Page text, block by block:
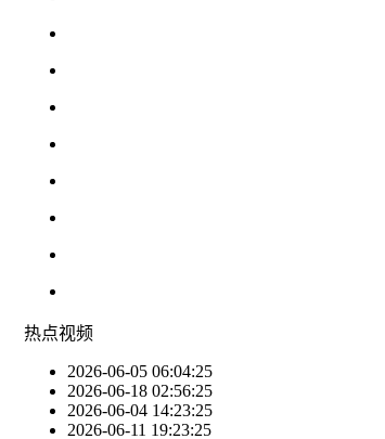
热点视频
2026-06-05 06:04:25
2026-06-18 02:56:25
2026-06-04 14:23:25
2026-06-11 19:23:25